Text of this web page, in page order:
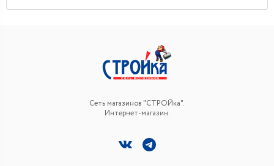
Сеть магазинов "СТРОЙка".
Интернет-магазин.